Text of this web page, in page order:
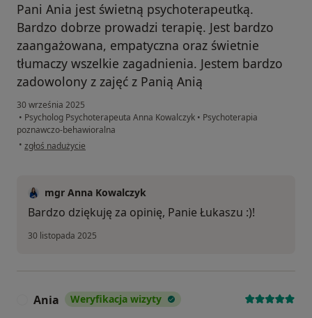
Pani Ania jest świetną psychoterapeutką.
Bardzo dobrze prowadzi terapię. Jest bardzo
zaangażowana, empatyczna oraz świetnie
tłumaczy wszelkie zagadnienia. Jestem bardzo
zadowolony z zajęć z Panią Anią
30 września 2025
• Psycholog Psychoterapeuta Anna Kowalczyk • Psychoterapia
poznawczo-behawioralna
• w opinii użytkownika Łukasz
zgłoś nadużycie
mgr Anna Kowalczyk
Bardzo dziękuję za opinię, Panie Łukaszu :)!
30 listopada 2025
Ania Weryfikacja wizyty